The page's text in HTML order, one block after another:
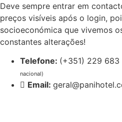
Pular
para
o
conteúdo
Deve sempre entrar em
preços visíveis após o login,
socioeconómica que vivemos
constantes alterações!
Telefone: (+351) 229 683
nacional)
Email: